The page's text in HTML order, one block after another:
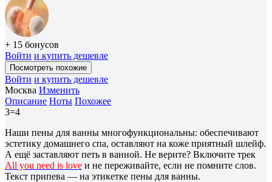
+ 15 бонусов
Войти и купить дешевле
Посмотреть похожие
Войти и купить дешевле
Москва Изменить
Описание Ноты Похожее
3=4
Наши пены для ванны многофункциональны: обеспечивают
эстетику домашнего спа, оставляют на коже приятный шлейф.
А ещё заставляют петь в ванной. Не верите? Включите трек
All you need is love и не переживайте, если не помните слов.
Текст припева — на этикетке пены для ванны.